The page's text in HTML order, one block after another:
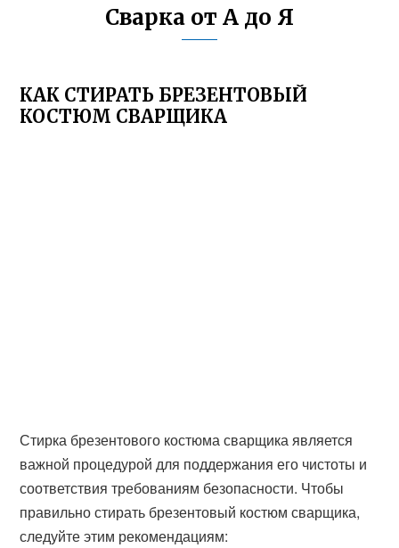
Сварка от А до Я
КАК СТИРАТЬ БРЕЗЕНТОВЫЙ
КОСТЮМ СВАРЩИКА
Стирка брезентового костюма сварщика является
важной процедурой для поддержания его чистоты и
соответствия требованиям безопасности. Чтобы
правильно стирать брезентовый костюм сварщика,
следуйте этим рекомендациям: